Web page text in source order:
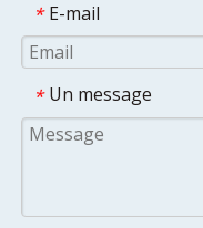
* E-mail
* Un message